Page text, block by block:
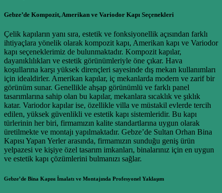
Gebze’de Kompozit, Amerikan ve Variodor Kapı Seçenekleri
Çelik kapıların yanı sıra, estetik ve fonksiyonellik açısından farklı
ihtiyaçlara yönelik olarak kompozit kapı, Amerikan kapı ve Variodor
kapı seçeneklerimiz de bulunmaktadır. Kompozit kapılar,
dayanıklılıkları ve estetik görünümleriyle öne çıkar. Hava
koşullarına karşı yüksek dirençleri sayesinde dış mekan kullanımları
için idealdirler. Amerikan kapılar, iç mekanlarda modern ve zarif bir
görünüm sunar. Genellikle ahşap görünümlü ve farklı panel
tasarımlarına sahip olan bu kapılar, mekanlara sıcaklık ve şıklık
katar. Variodor kapılar ise, özellikle villa ve müstakil evlerde tercih
edilen, yüksek güvenlikli ve estetik kapı sistemleridir. Bu kapı
türlerinin her biri, firmamızın kalite standartlarına uygun olarak
üretilmekte ve montajı yapılmaktadır. Gebze’de Sultan Orhan Bina
Kapısı Yapan Yerler arasında, firmamızın sunduğu geniş ürün
yelpazesi ve kişiye özel tasarım imkanları, binalarınız için en uygun
ve estetik kapı çözümlerini bulmanızı sağlar.
Gebze’de Bina Kapısı İmalatı ve Montajında Profesyonel Yaklaşım